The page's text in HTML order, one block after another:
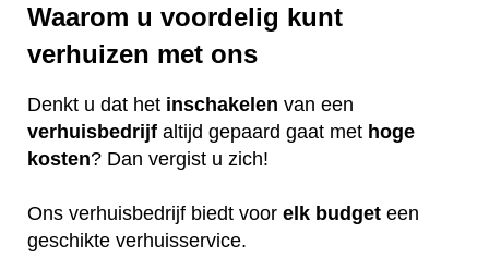
Waarom u voordelig kunt
verhuizen met ons
Denkt u dat het inschakelen van een
verhuisbedrijf altijd gepaard gaat met hoge
kosten? Dan vergist u zich!
Ons verhuisbedrijf biedt voor elk budget een
geschikte verhuisservice.